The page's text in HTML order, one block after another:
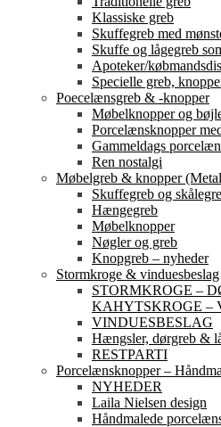
Klassiske greb
Skuffegreb med
Skuffe og lågegreb
Apoteker/
Specielle greb,
Poecelænsgreb & -knopper
Møbelknopper og
Porcelænsknopper
Gammeldags
Ren nostalgi
Møbelgreb & knopper
Skuffegreb og
Hængegreb
Møbelknopper
Nøgler og greb
Knopgreb – nyheder
Stormkroge & vinduesbeslag
STORMKROGE –
KAHYTSKROGE –
VINDUESBESLAG
Hængsler, dørgreb &
RESTPARTI
Porcelænsknopper –
NYHEDER
Laila Nielsen design
Håndmalede